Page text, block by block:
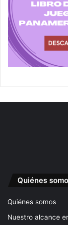
Quiénes
Quiénes somos
Nuestro alcance